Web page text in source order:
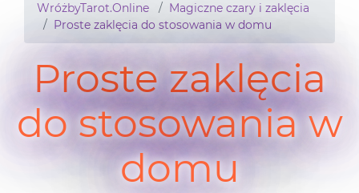
WróżbyTarot.Online
Magiczne czary i zaklęcia
Proste zaklęcia do stosowania w domu
Proste zaklęcia
do stosowania w
domu